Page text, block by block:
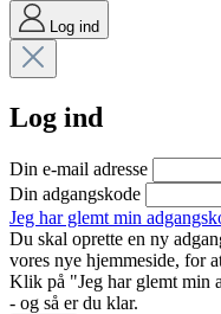
Log ind
Log ind
Din e-mail adresse
Din adgangskode
Jeg har glemt min
Du skal oprette en ny
vores nye hjemmeside, for
Klik på "Jeg har glemt min
- og så er du klar.